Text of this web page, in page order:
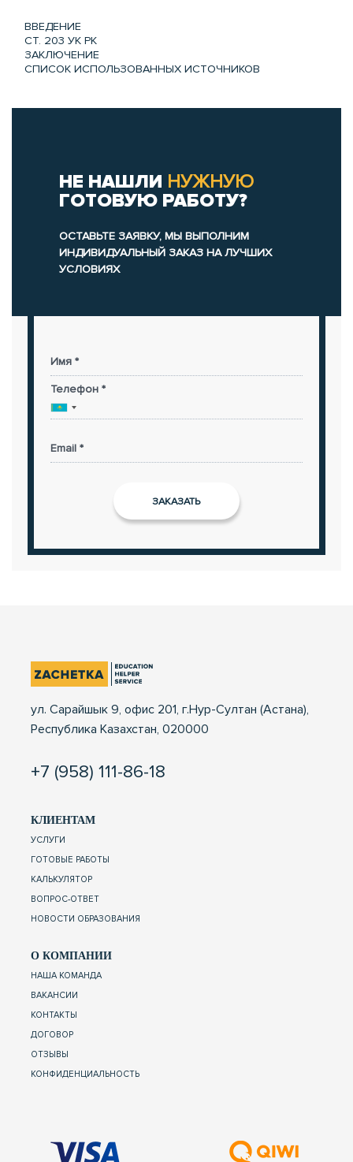
ВВЕДЕНИЕ
СТ. 203 УК РК
ЗАКЛЮЧЕНИЕ
СПИСОК ИСПОЛЬЗОВАННЫХ ИСТОЧНИКОВ
НЕ НАШЛИ НУЖНУЮ
ГОТОВУЮ РАБОТУ?
ОСТАВЬТЕ ЗАЯВКУ, МЫ ВЫПОЛНИМ
ИНДИВИДУАЛЬНЫЙ ЗАКАЗ НА ЛУЧШИХ
УСЛОВИЯХ
Имя *
Телефон *
Email *
ул. Сарайшык 9, офис 201, г.Нур-Султан (Астана),
Республика Казахстан, 020000
+7 (958) 111-86-18
КЛИЕНТАМ
УСЛУГИ
ГОТОВЫЕ РАБОТЫ
КАЛЬКУЛЯТОР
ВОПРОС-ОТВЕТ
НОВОСТИ ОБРАЗОВАНИЯ
О КОМПАНИИ
НАША КОМАНДА
ВАКАНСИИ
КОНТАКТЫ
ДОГОВОР
ОТЗЫВЫ
КОНФИДЕНЦИАЛЬНОСТЬ